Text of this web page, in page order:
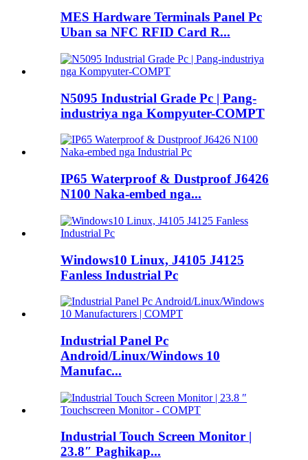
MES Hardware Terminals Panel Pc
Uban sa NFC RFID Card R...
N5095 Industrial Grade Pc | Pang-
industriya nga Kompyuter-COMPT
IP65 Waterproof & Dustproof J6426
N100 Naka-embed nga...
Windows10 Linux, J4105 J4125
Fanless Industrial Pc
Industrial Panel Pc
Android/Linux/Windows 10
Manufac...
Industrial Touch Screen Monitor |
23.8″ Paghikap...